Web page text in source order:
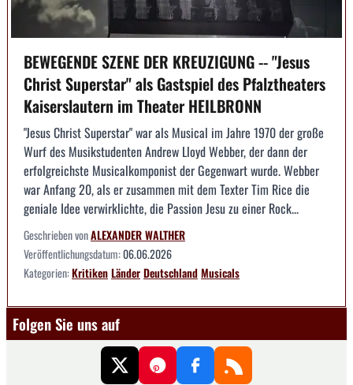
BEWEGENDE SZENE DER KREUZIGUNG -- "Jesus
Christ Superstar" als Gastspiel des Pfalztheaters
Kaiserslautern im Theater HEILBRONN
"Jesus Christ Superstar" war als Musical im Jahre 1970 der große
Wurf des Musikstudenten Andrew Lloyd Webber, der dann der
erfolgreichste Musicalkomponist der Gegenwart wurde. Webber
war Anfang 20, als er zusammen mit dem Texter Tim Rice die
geniale Idee verwirklichte, die Passion Jesu zu einer Rock...
Geschrieben vonALEXANDER WALTHER
Veröffentlichungsdatum:06.06.2026
Kategorien:KritikenLänderDeutschlandMusicals
Folgen Sie uns auf